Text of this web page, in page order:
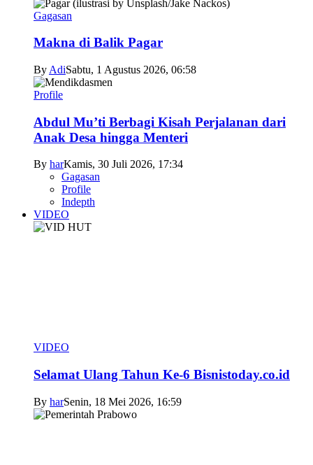
Gagasan
Makna di Balik Pagar
By AdiSabtu, 1 Agustus 2026, 06:58
Profile
Abdul Mu’ti Berbagi Kisah Perjalanan dari
Anak Desa hingga Menteri
By harKamis, 30 Juli 2026, 17:34
Gagasan
Profile
Indepth
VIDEO
VIDEO
Selamat Ulang Tahun Ke-6 Bisnistoday.co.id
By harSenin, 18 Mei 2026, 16:59